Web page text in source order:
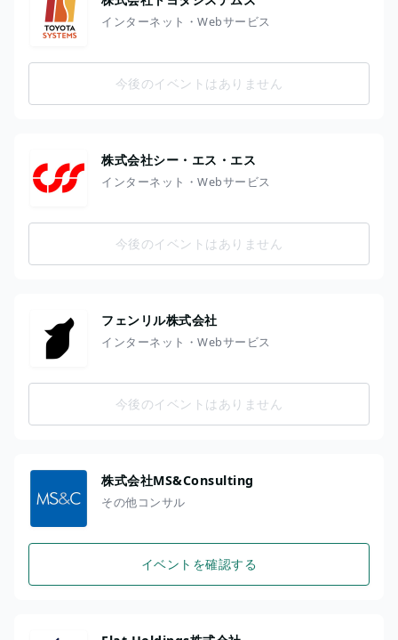
インターネット・Webサービス
今後のイベントはありません
株式会社シー・エス・エス
インターネット・Webサービス
今後のイベントはありません
フェンリル株式会社
インターネット・Webサービス
今後のイベントはありません
株式会社MS&Consulting
その他コンサル
イベントを確認する